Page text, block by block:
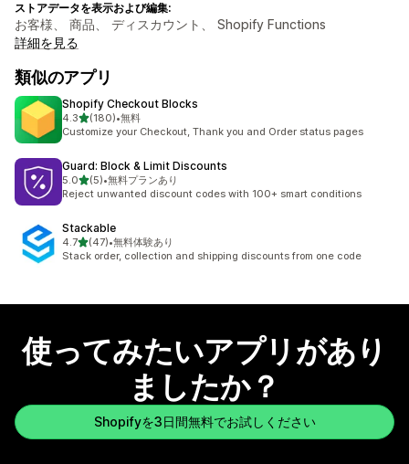
ストアデータを表示および編集:
お客様、 商品、 ディスカウント、 Shopify Functions
詳細を見る
類似のアプリ
Shopify Checkout Blocks
4.35つ星中
(180)
合計レビュー数：180件
•無料
Customize your Checkout, Thank you and Order status pages
Guard: Block & Limit Discounts
5.05つ星中
(5)
合計レビュー数：5件
•無料プランあり
Reject unwanted discount codes with 100+ smart conditions
Stackable
4.75つ星中
(47)
合計レビュー数：47件
•無料体験あり
Stack order, collection and shipping discounts from one code
使ってみたいアプリがあり
ましたか？
Shopifyを3日間無料でお試しください